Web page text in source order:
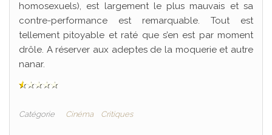
homosexuels), est largement le plus mauvais et sa
contre-performance est remarquable. Tout est
tellement pitoyable et raté que s’en est par moment
drôle. A réserver aux adeptes de la moquerie et autre
nanar.
Catégorie Cinéma Critiques